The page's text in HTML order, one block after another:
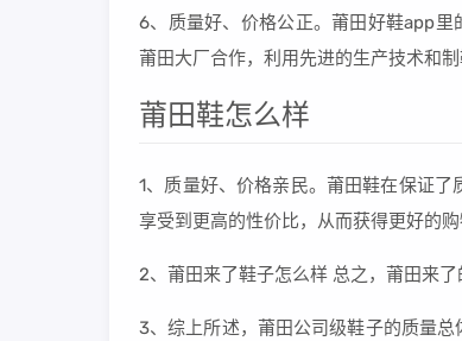
6、质量好、价格公正。莆田好鞋app
莆田大厂合作，利用先进的生产技术和
莆田鞋怎么样
1、质量好、价格亲民。莆田鞋在保证
享受到更高的性价比，从而获得更好的购
2、莆田来了鞋子怎么样 总之，莆田来
3、综上所述，莆田公司级鞋子的质量总